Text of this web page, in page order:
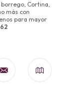
borrego, Cortina,
más con
para mayor